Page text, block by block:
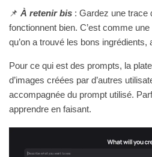
📌 À retenir bis : Gardez une trace
fonctionnent bien. C’est comme
qu’on a trouvé les bons ingrédients,
Pour ce qui est des prompts, la
d’images créées par d’autres
accompagnée du prompt utilisé.
apprendre en faisant.